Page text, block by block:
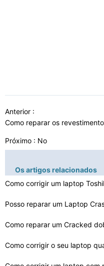
Anterior :
Como reparar os
Próximo : No
Os artigos relacionados
Como corrigir um laptop
Posso reparar um Laptop
Como corrigir o seu laptop